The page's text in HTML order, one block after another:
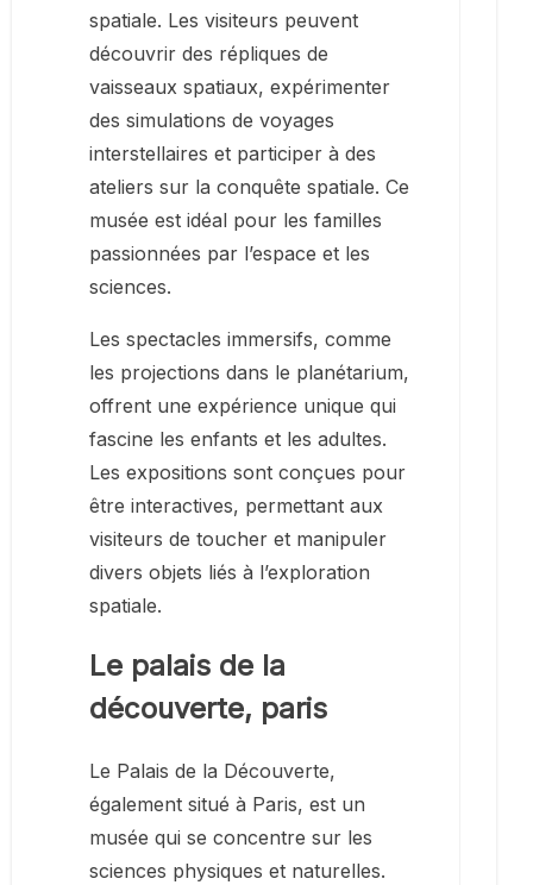
spatiale. Les visiteurs peuvent
découvrir des répliques de
vaisseaux spatiaux, expérimenter
des simulations de voyages
interstellaires et participer à des
ateliers sur la conquête spatiale. Ce
musée est idéal pour les familles
passionnées par l’espace et les
sciences.
Les spectacles immersifs, comme
les projections dans le planétarium,
offrent une expérience unique qui
fascine les enfants et les adultes.
Les expositions sont conçues pour
être interactives, permettant aux
visiteurs de toucher et manipuler
divers objets liés à l’exploration
spatiale.
Le palais de la
découverte, paris
Le Palais de la Découverte,
également situé à Paris, est un
musée qui se concentre sur les
sciences physiques et naturelles.